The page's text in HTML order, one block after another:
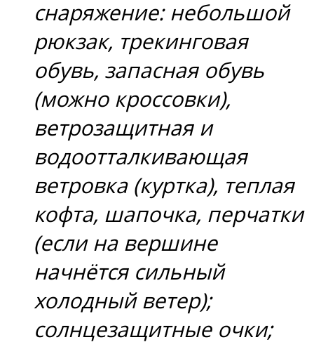
снаряжение: небольшой
рюкзак, трекинговая
обувь, запасная обувь
(можно кроссовки),
ветрозащитная и
водоотталкивающая
ветровка (куртка), теплая
кофта, шапочка, перчатки
(если на вершине
начнётся сильный
холодный ветер);
солнцезащитные очки;